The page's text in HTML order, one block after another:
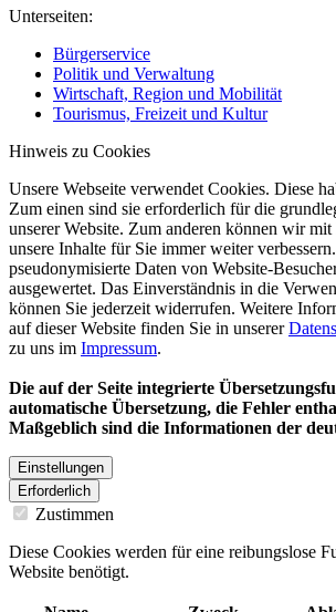
Unterseiten:
Bürgerservice
Politik und Verwaltung
Wirtschaft, Region und Mobilität
Tourismus, Freizeit und Kultur
Hinweis zu Cookies
Unsere Webseite verwendet Cookies. Diese
Zum einen sind sie erforderlich für die
unserer Website. Zum anderen können wir
unsere Inhalte für Sie immer weiter
pseudonymisierte Daten von Website-
ausgewertet. Das Einverständnis in die
können Sie jederzeit widerrufen. Weitere
auf dieser Website finden Sie in unserer
zu uns im Impressum.
Die auf der Seite integrierte
automatische Übersetzung, die Fehler
Maßgeblich sind die Informationen der
Einstellungen
Erforderlich
Zustimmen
Diese Cookies werden für eine reibungslose
Website benötigt.